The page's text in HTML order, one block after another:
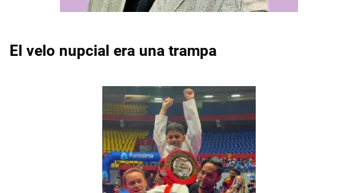
El velo nupcial era una trampa